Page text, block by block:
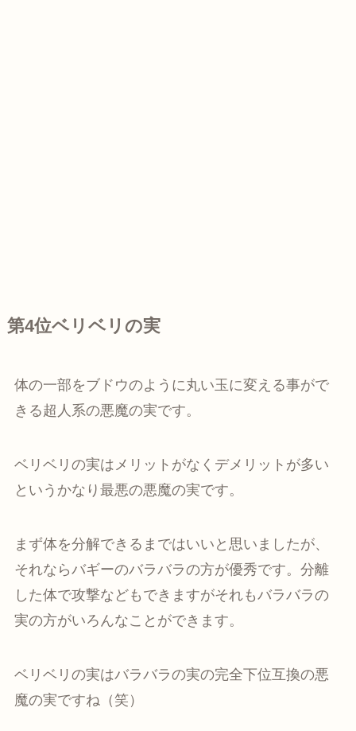
第4位ベリベリの実
体の一部をブドウのように丸い玉に変える事がで
きる超人系の悪魔の実です。
ベリベリの実はメリットがなくデメリットが多い
というかなり最悪の悪魔の実です。
まず体を分解できるまではいいと思いましたが、
それならバギーのバラバラの方が優秀です。分離
した体で攻撃などもできますがそれもバラバラの
実の方がいろんなことができます。
ベリベリの実はバラバラの実の完全下位互換の悪
魔の実ですね（笑）